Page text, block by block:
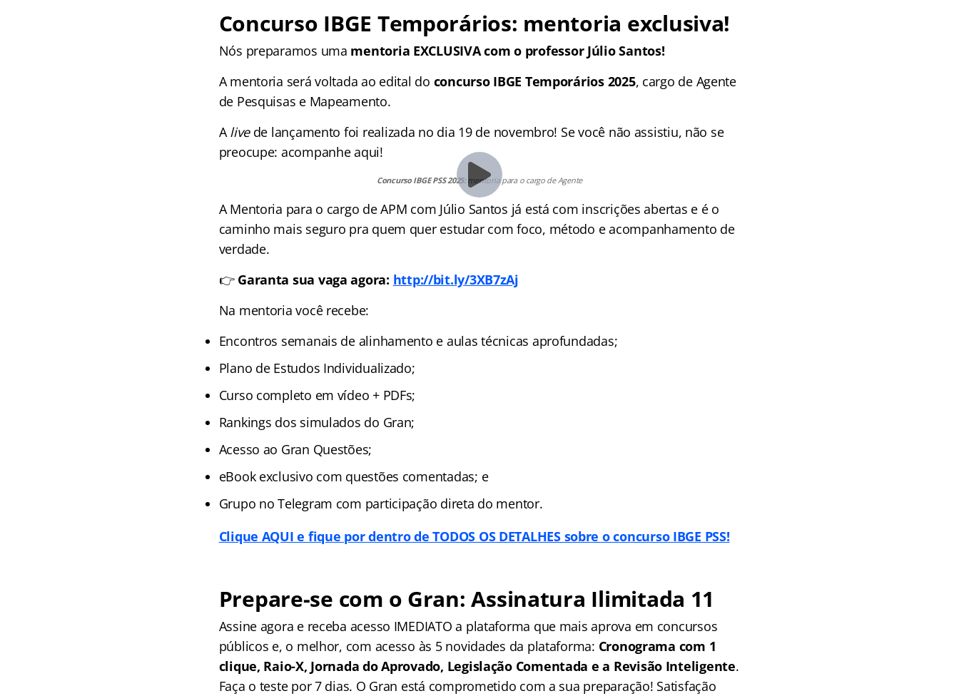
Concurso IBGE Temporários: mentoria exclusiva!
Nós preparamos uma mentoria EXCLUSIVA com o professor Júlio Santos!
A mentoria será voltada ao edital do concurso IBGE Temporários 2025, cargo de Agente
de Pesquisas e Mapeamento.
A livede lançamento foi realizada no dia 19 de novembro! Se você não assistiu, não se
preocupe: acompanhe aqui!
Concurso IBGE PSS 2025:mentoria para o cargo de Agente
A Mentoria para o cargo de APM com Júlio Santos já está com inscrições abertas e é o
caminho mais seguro pra quem quer estudar com foco, método e acompanhamento de
verdade.
👉 Garanta sua vaga agora: http://bit.ly/3XB7zAj
Na mentoria você recebe:
Encontros semanais de alinhamento e aulas técnicas aprofundadas;
Plano de Estudos Individualizado;
Curso completo em vídeo + PDFs;
Rankings dos simulados do Gran;
Acesso ao Gran Questões;
eBook exclusivo com questões comentadas; e
Grupo no Telegram com participação direta do mentor.
Clique AQUI e fique por dentro de TODOS OS DETALHES sobre o concurso IBGE PSS!
Prepare-se com o Gran: Assinatura Ilimitada 11
Assine agora e receba acesso IMEDIATO a plataforma que mais aprova em concursos
públicos e, o melhor, com acesso às 5 novidades da plataforma: Cronograma com 1
clique, Raio-X, Jornada do Aprovado, Legislação Comentada e a Revisão Inteligente.
Faça o teste por 7 dias. O Gran está comprometido com a sua preparação! Satisfação